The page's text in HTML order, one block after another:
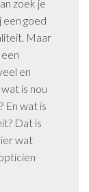
zoek je
een goed
Maar
een
en
is nou
En wat is
Dat is
wat